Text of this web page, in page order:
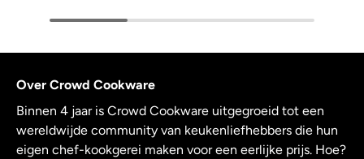
Over Crowd Cookware
Binnen 4 jaar is Crowd Cookware uitgegroeid tot een
wereldwijde community van keukenliefhebbers die hun
eigen chef-kookgerei maken voor een eerlijke prijs. Hoe?